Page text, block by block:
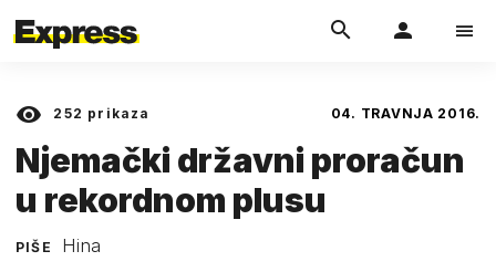
252 prikaza 04. TRAVNJA 2016.
Njemački državni proračun
u rekordnom plusu
PIŠE Hina